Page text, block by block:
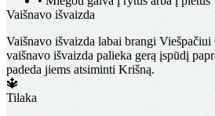
Vaišnavo išvaizda
Vaišnavo išvaizda labai brangi Viešpačiui
vaišnavo išvaizda palieka gerą įspūdį
padeda jiems atsiminti Krišną.
🔱
Tilaka